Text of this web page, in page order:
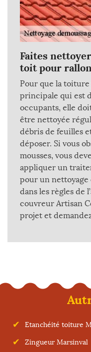
Faites
toit pour
Pour que la
principale qui est
occupants, elle
être nettoyée
débris de feuilles
déposer. Si vous
mousses, vous
appliquer un
pour un nettoyage
dans les règles de
couvreur Artisan
projet et
Etanchéité toiture
Zingueur Marsinval